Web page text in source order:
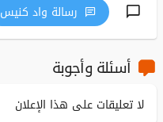
رسالة واد كنيس
أسئلة وأجوبة
لا تعليقات على هذا الإعلان